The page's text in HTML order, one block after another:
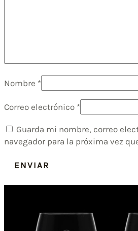
Nombre *
Correo electrónico *
Guarda mi nombre, correo
navegador para la próxima vez